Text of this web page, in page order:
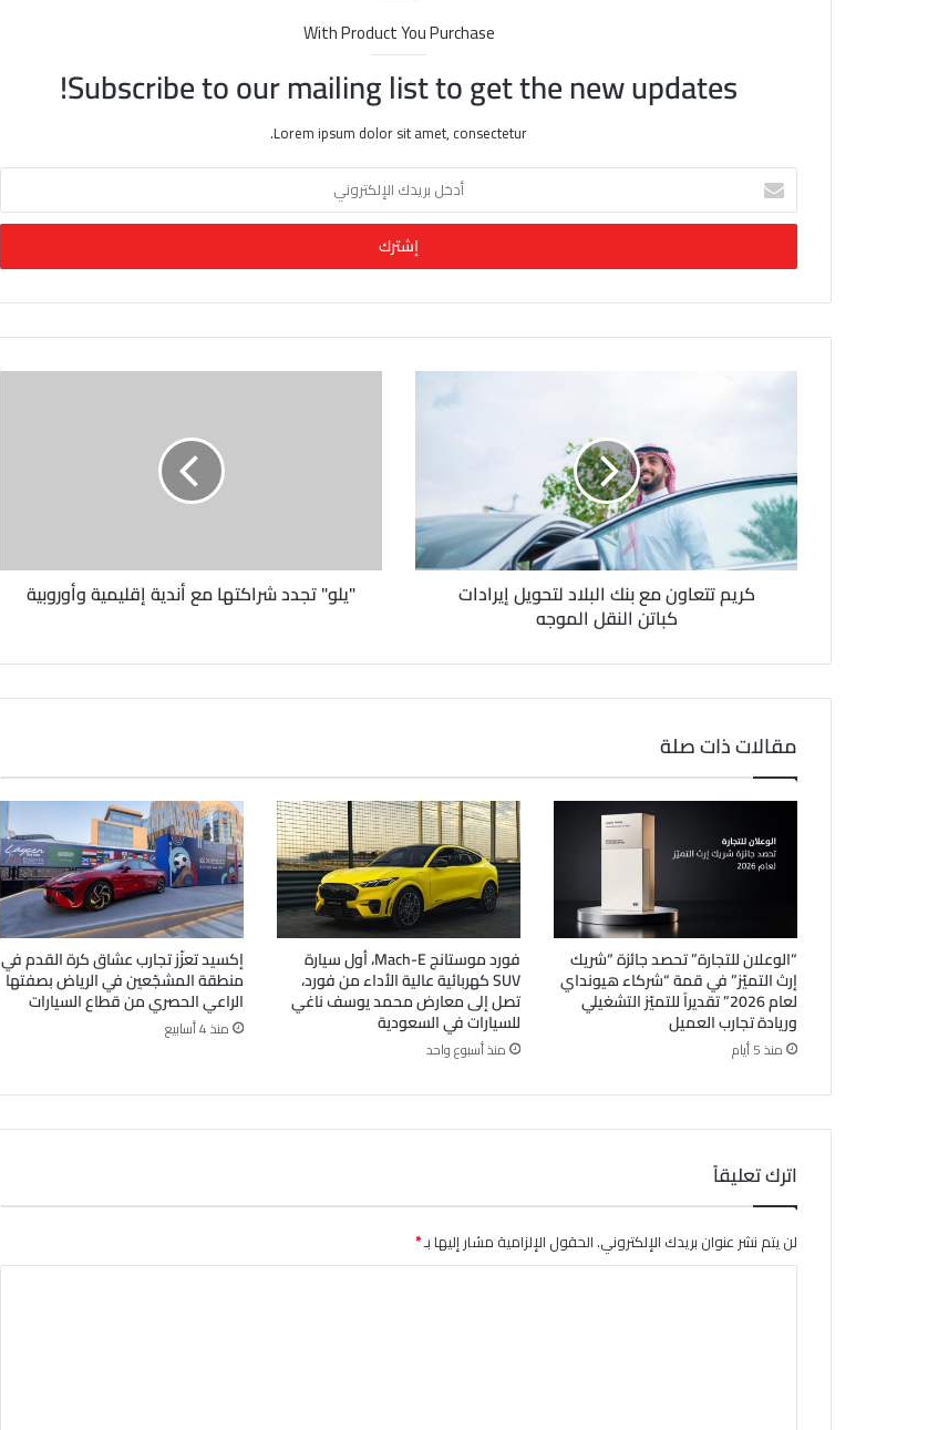
With Product You Purchase
Subscribe to our mailing list to get the new updates!
Lorem ipsum dolor sit amet, consectetur.
خ
ب
د
ك
ك
ت
ر
و
ن
كريم تتعاون مع بنك البلاد لتحويل إيرادات
كباتن النقل الموجه
"يلو" تجدد شراكتها مع أندية إقليمية وأوروبية
مقالات ذات صلة
“الوعلان للتجارة” تحصد جائزة “شريك
إرث التميّز” في قمة “شركاء هيونداي
لعام 2026” تقديراً للتميّز التشغيلي
وريادة تجارب العميل
منذ 5 أيام
فورد موستانج Mach-E، أول سيارة
SUV كهربائية عالية الأداء من فورد،
تصل إلى معارض محمد يوسف ناغي
للسيارات في السعودية
منذ أسبوع واحد
إكسيد تعزّز تجارب عشاق كرة القدم في
منطقة المشجّعين في الرياض بصفتها
الراعي الحصري من قطاع السيارات
منذ 4 أسابيع
اترك تعليقاً
لن يتم نشر عنوان بريدك الإلكتروني.الحقول الإلزامية مشار إليها بـ*